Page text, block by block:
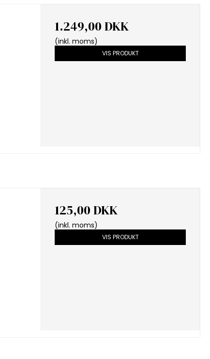
1.249,00 DKK
(inkl. moms)
VIS PRODUKT
125,00 DKK
(inkl. moms)
VIS PRODUKT